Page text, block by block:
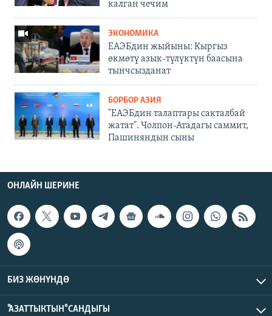
калган чечим
ЭКОНОМИКА
ЕАЭБдин жыйыны: Кыргыз
өкмөтү азык-түлүктүн баасына
тынчсызданат
БОРБОР АЗИЯ
"ЕАЭБдин талаптары сакталбай
жатат". Чолпон-Атадагы саммит,
Пашиняндын сыны
ОНЛАЙН ШЕРИНЕ
БИЗ ЖӨНҮНДӨ
"АЗАТТЫКТЫН" САНДЫГЫ